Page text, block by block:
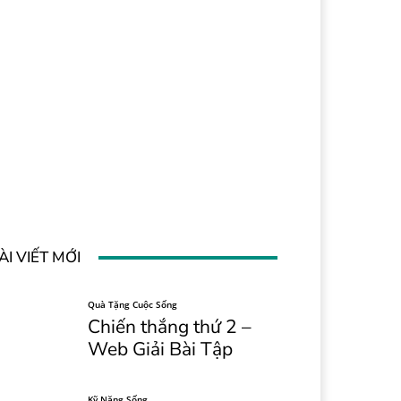
VIẾT MỚI
Quà Tặng Cuộc Sống
Chiến thắng thứ 2 –
Web Giải Bài Tập